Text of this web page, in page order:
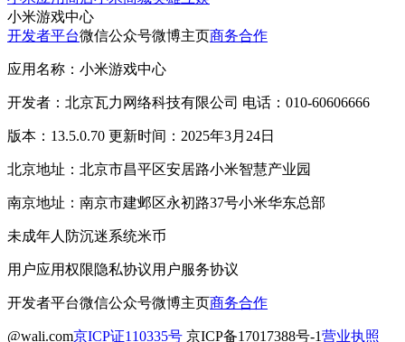
小米游戏中心
开发者平台微信公众号微博主页商务合作
应用名称：小米游戏中心
开发者：北京瓦力网络科技有限公司 电话：010-60606666
版本：13.5.0.70 更新时间：2025年3月24日
北京地址：北京市昌平区安居路小米智慧产业园
南京地址：南京市建邺区永初路37号小米华东总部
未成年人防沉迷系统米币
用户应用权限隐私协议用户服务协议
开发者平台微信公众号微博主页商务合作
@wali.com京ICP证110335号 京ICP备17017388号-1营业执照